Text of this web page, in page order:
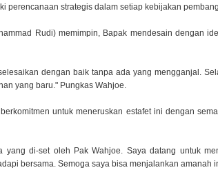
perencanaan strategis dalam setiap kebijakan
Rudi) memimpin, Bapak mendesain dengan
dengan baik tanpa ada yang mengganjal.
yang baru." Pungkas Wahjoe.
untuk meneruskan estafet ini dengan
yang di-set oleh Pak Wahjoe. Saya datang untuk
bersama. Semoga saya bisa menjalankan amanah